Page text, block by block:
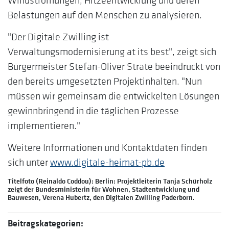
Belastungen auf den Menschen zu analysieren.
"Der Digitale Zwilling ist
Verwaltungsmodernisierung at its best", zeigt sich
Bürgermeister Stefan-Oliver Strate beeindruckt von
den bereits umgesetzten Projektinhalten. "Nun
müssen wir gemeinsam die entwickelten Lösungen
gewinnbringend in die täglichen Prozesse
implementieren."
Weitere Informationen und Kontaktdaten finden
sich unterwww.digitale-heimat-pb.de
Titelfoto (Reinaldo Coddou): Berlin: Projektleiterin Tanja Schürholz
zeigt der Bundesministerin für Wohnen, Stadtentwicklung und
Bauwesen, Verena Hubertz, den Digitalen Zwilling Paderborn.
Beitragskategorien: